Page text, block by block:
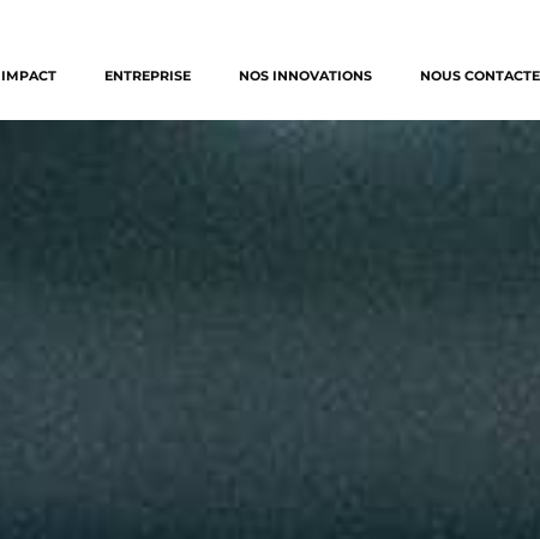
IMPACT ENTREPRISE NOS INNOVATIONS NOUS